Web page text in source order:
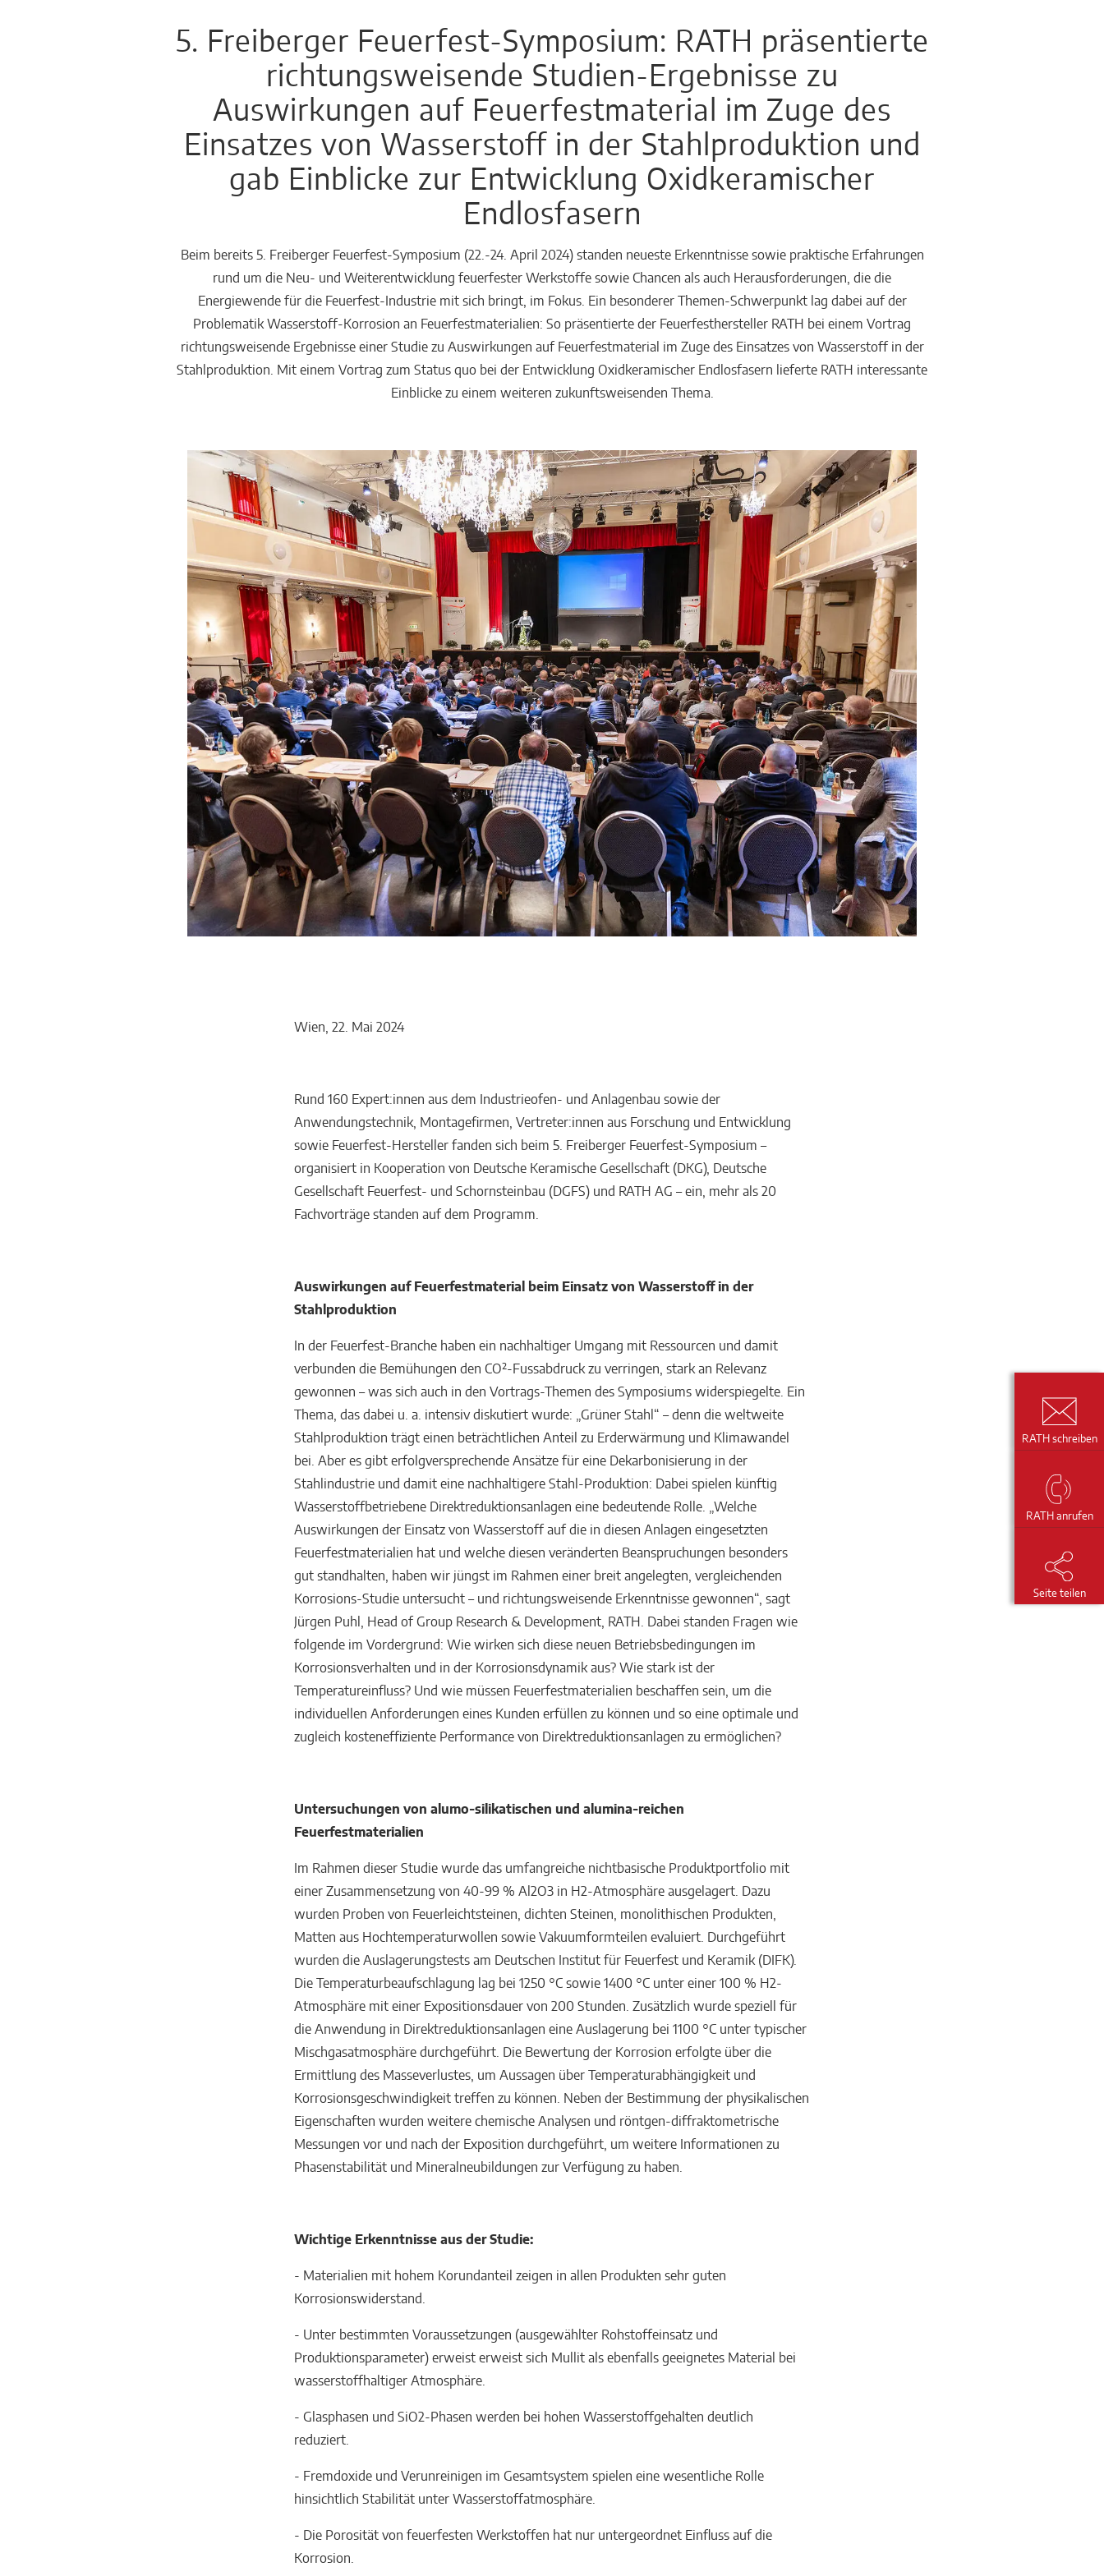
Häusliche
Feuerstätten
5. Freiberger Feuerfest-Symposium: RATH präsentierte
richtungsweisende Studien-Ergebnisse zu
Auswirkungen auf Feuerfestmaterial im Zuge des
Einsatzes von Wasserstoff in der Stahlproduktion und
gab Einblicke zur Entwicklung Oxidkeramischer
Endlosfasern
Beim bereits 5. Freiberger Feuerfest-Symposium (22.-24. April 2024) standen neueste Erkenntnisse sowie praktische Erfahrungen
rund um die Neu- und Weiterentwicklung feuerfester Werkstoffe sowie Chancen als auch Herausforderungen, die die
Energiewende für die Feuerfest-Industrie mit sich bringt, im Fokus. Ein besonderer Themen-Schwerpunkt lag dabei auf der
Problematik Wasserstoff-Korrosion an Feuerfestmaterialien: So präsentierte der Feuerfesthersteller RATH bei einem Vortrag
richtungsweisende Ergebnisse einer Studie zu Auswirkungen auf Feuerfestmaterial im Zuge des Einsatzes von Wasserstoff in der
Stahlproduktion. Mit einem Vortrag zum Status quo bei der Entwicklung Oxidkeramischer Endlosfasern lieferte RATH interessante
Einblicke zu einem weiteren zukunftsweisenden Thema.
Wien, 22. Mai 2024
Rund 160 Expert:innen aus dem Industrieofen- und Anlagenbau sowie der
Anwendungstechnik, Montagefirmen, Vertreter:innen aus Forschung und Entwicklung
sowie Feuerfest-Hersteller fanden sich beim 5. Freiberger Feuerfest-Symposium –
organisiert in Kooperation von Deutsche Keramische Gesellschaft (DKG), Deutsche
Gesellschaft Feuerfest- und Schornsteinbau (DGFS) und RATH AG – ein, mehr als 20
Fachvorträge standen auf dem Programm.
Auswirkungen auf Feuerfestmaterial beim Einsatz von Wasserstoff in der
Stahlproduktion
In der Feuerfest-Branche haben ein nachhaltiger Umgang mit Ressourcen und damit
verbunden die Bemühungen den CO₂-Fussabdruck zu verringen, stark an Relevanz
gewonnen – was sich auch in den Vortrags-Themen des Symposiums widerspiegelte. Ein
Thema, das dabei u. a. intensiv diskutiert wurde: „Grüner Stahl“ – denn die weltweite
Stahlproduktion trägt einen beträchtlichen Anteil zu Erderwärmung und Klimawandel
bei. Aber es gibt erfolgversprechende Ansätze für eine Dekarbonisierung in der
Stahlindustrie und damit eine nachhaltigere Stahl-Produktion: Dabei spielen künftig
Wasserstoffbetriebene Direktreduktionsanlagen eine bedeutende Rolle. „Welche
Auswirkungen der Einsatz von Wasserstoff auf die in diesen Anlagen eingesetzten
Feuerfestmaterialien hat und welche diesen veränderten Beanspruchungen besonders
gut standhalten, haben wir jüngst im Rahmen einer breit angelegten, vergleichenden
Korrosions-Studie untersucht – und richtungsweisende Erkenntnisse gewonnen“, sagt
Jürgen Puhl, Head of Group Research & Development, RATH. Dabei standen Fragen wie
folgende im Vordergrund: Wie wirken sich diese neuen Betriebsbedingungen im
Korrosionsverhalten und in der Korrosionsdynamik aus? Wie stark ist der
Temperatureinfluss? Und wie müssen Feuerfestmaterialien beschaffen sein, um die
individuellen Anforderungen eines Kunden erfüllen zu können und so eine optimale und
zugleich kosteneffiziente Performance von Direktreduktionsanlagen zu ermöglichen?
Untersuchungen von alumo-silikatischen und alumina-reichen
Feuerfestmaterialien
Im Rahmen dieser Studie wurde das umfangreiche nichtbasische Produktportfolio mit
einer Zusammensetzung von 40-99 % Al2O3 in H2-Atmosphäre ausgelagert. Dazu
wurden Proben von Feuerleichtsteinen, dichten Steinen, monolithischen Produkten,
Matten aus Hochtemperaturwollen sowie Vakuumformteilen evaluiert. Durchgeführt
wurden die Auslagerungstests am Deutschen Institut für Feuerfest und Keramik (DIFK).
Die Temperaturbeaufschlagung lag bei 1250 °C sowie 1400 °C unter einer 100 % H2-
Atmosphäre mit einer Expositionsdauer von 200 Stunden. Zusätzlich wurde speziell für
die Anwendung in Direktreduktionsanlagen eine Auslagerung bei 1100 °C unter typischer
Mischgasatmosphäre durchgeführt. Die Bewertung der Korrosion erfolgte über die
Ermittlung des Masseverlustes, um Aussagen über Temperaturabhängigkeit und
Korrosionsgeschwindigkeit treffen zu können. Neben der Bestimmung der physikalischen
Eigenschaften wurden weitere chemische Analysen und röntgen-diffraktometrische
Messungen vor und nach der Exposition durchgeführt, um weitere Informationen zu
Phasenstabilität und Mineralneubildungen zur Verfügung zu haben.
Wichtige Erkenntnisse aus der Studie:
- Materialien mit hohem Korundanteil zeigen in allen Produkten sehr guten
Korrosionswiderstand.
- Unter bestimmten Voraussetzungen (ausgewählter Rohstoffeinsatz und
Produktionsparameter) erweist erweist sich Mullit als ebenfalls geeignetes Material bei
wasserstoffhaltiger Atmosphäre.
- Glasphasen und SiO2-Phasen werden bei hohen Wasserstoffgehalten deutlich
reduziert.
- Fremdoxide und Verunreinigen im Gesamtsystem spielen eine wesentliche Rolle
hinsichtlich Stabilität unter Wasserstoffatmosphäre.
- Die Porosität von feuerfesten Werkstoffen hat nur untergeordnet Einfluss auf die
Korrosion.
RATH schreiben
RATH anrufen
Seite teilen